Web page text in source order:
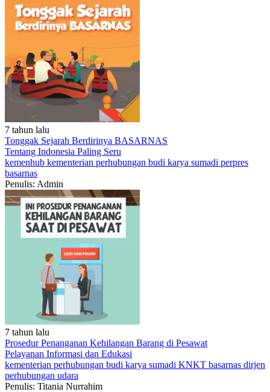
7 tahun lalu
Tonggak Sejarah Berdirinya BASARNAS
Tentang Indonesia Paling Seru
kemenhub kementerian perhubungan budi karya sumadi perpres
basarnas
Penulis: Admin
7 tahun lalu
Prosedur Penanganan Kehilangan Barang di Pesawat
Pelayanan Informasi dan Edukasi
kementerian perhubungan budi karya sumadi KNKT basarnas dirjen
perhubungan udara
Penulis: Titania Nurrahim